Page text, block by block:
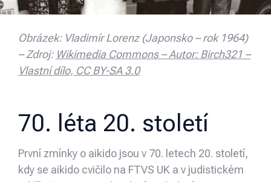
Obrázek: Vladimír Lorenz (Japonsko – rok 1964)
– Zdroj: Wikimedia Commons – Autor: Birch321 –
Vlastní dílo, CC BY-SA 3.0
70. léta 20. století
První zmínky o aikido jsou v 70. letech 20. století,
kdy se aikido cvičilo na FTVS UK a v judistickém